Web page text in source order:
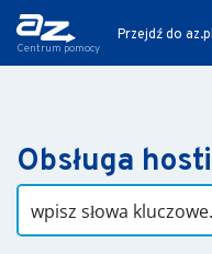
Centrum pomocy
Przejdź do
Obsługa